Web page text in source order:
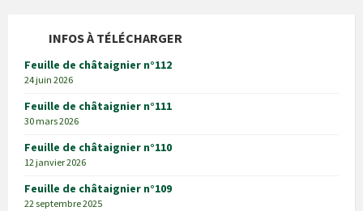
INFOS À TÉLÉCHARGER
Feuille de châtaignier n°112
24 juin 2026
Feuille de châtaignier n°111
30 mars 2026
Feuille de châtaignier n°110
12 janvier 2026
Feuille de châtaignier n°109
22 septembre 2025